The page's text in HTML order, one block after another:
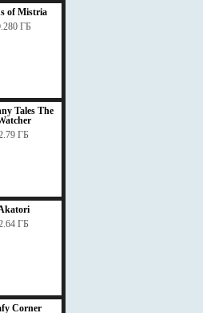
of Mistria
ГБ
Tales The
ГБ
ГБ
Corner